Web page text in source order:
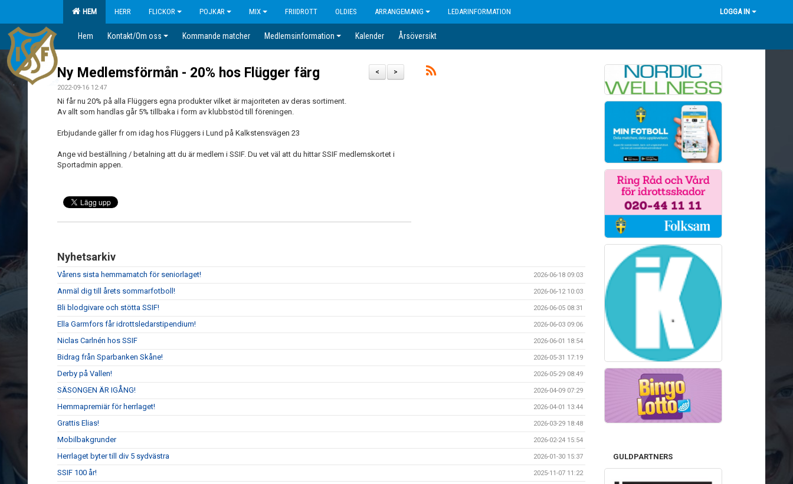
HEM HERR FLICKOR POJKAR MIX FRIIDROTT OLDIES ARRANGEMANG LEDARINFORMATION LOGGA IN
Hem Kontakt/Om oss Kommande matcher Medlemsinformation Kalender Årsöversikt
>
<
Ny Medlemsförmån - 20% hos Flügger färg
2022-09-16 12:47
Ni får nu 20% på alla Flüggers egna produkter vilket är majoriteten av deras sortiment.
Av allt som handlas går 5% tillbaka i form av klubbstöd till föreningen.
Erbjudande gäller fr om idag hos Flüggers i Lund på Kalkstensvägen 23
Ange vid beställning / betalning att du är medlem i SSIF. Du vet väl att du hittar SSIF medlemskortet i
Sportadmin appen.
Nyhetsarkiv
Vårens sista hemmamatch för seniorlaget! 2026-06-18 09:03
Anmäl dig till årets sommarfotboll! 2026-06-12 10:03
Bli blodgivare och stötta SSIF! 2026-06-05 08:31
Ella Garmfors får idrottsledarstipendium! 2026-06-03 09:06
Niclas Carlnén hos SSIF 2026-06-01 18:54
Bidrag från Sparbanken Skåne! 2026-05-31 17:19
Derby på Vallen! 2026-05-29 08:49
SÄSONGEN ÄR IGÅNG! 2026-04-09 07:29
Hemmapremiär för herrlaget! 2026-04-01 13:44
Grattis Elias! 2026-03-29 18:48
Mobilbakgrunder 2026-02-24 15:54
Herrlaget byter till div 5 sydvästra 2026-01-30 15:37
SSIF 100 år! 2025-11-07 11:22
GULDPARTNERS